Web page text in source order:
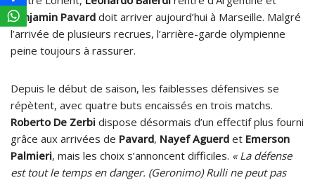
Benjamin Pavard doit arriver aujourd’hui à Marseille. Malgré
l’arrivée de plusieurs recrues, l’arrière-garde olympienne
peine toujours à rassurer.
Depuis le début de saison, les faiblesses défensives se
répètent, avec quatre buts encaissés en trois matchs.
Roberto De Zerbi dispose désormais d’un effectif plus fourni
grâce aux arrivées de Pavard, Nayef Aguerd et Emerson
Palmieri, mais les choix s’annoncent difficiles. « La défense
est tout le temps en danger. (Geronimo) Rulli ne peut pas